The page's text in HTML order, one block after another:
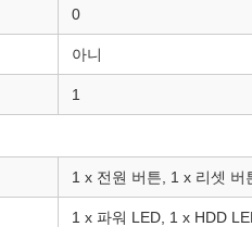
0
아니
1
1 x 전원 버튼, 1 x 리셋 버
1 x 파워 LED, 1 x HDD